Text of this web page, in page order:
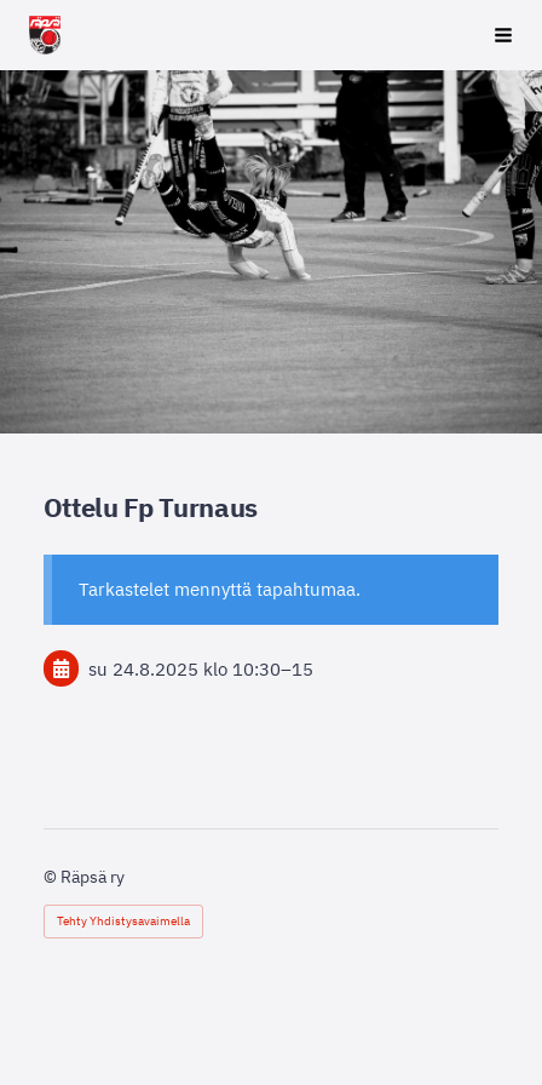
Siirry
sivun
sisältöön
Räpsä ry
Ottelu Fp Turnaus
Tarkastelet mennyttä tapahtumaa.
su 24.8.2025 klo 10:30–15
© Räpsä ry
Tehty Yhdistysavaimella